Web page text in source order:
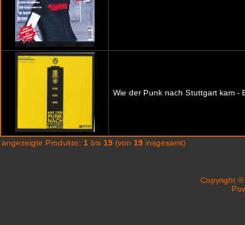
Wie der Punk nach Stuttgart kam -
angezeigte Produkte: 1 bis 19 (von 19 insgesamt)
Copyright